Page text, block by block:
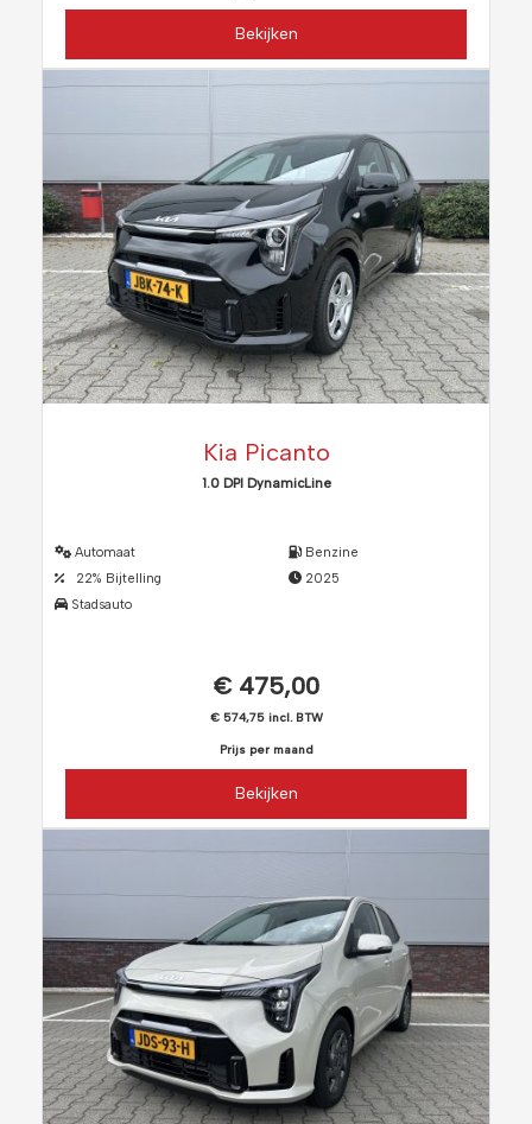
Bekijken
Kia Picanto
1.0 DPI DynamicLine
Automaat
22% Bijtelling
Stadsauto
Benzine
2025
€ 475,00
€ 574,75 incl. BTW
Prijs per maand
Bekijken